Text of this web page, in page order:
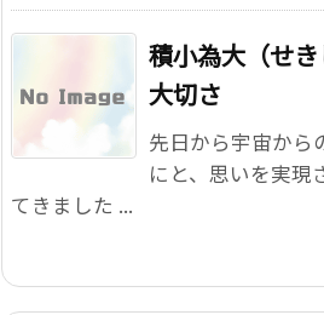
積小為大（せ
大切さ
先日から宇宙から
にと、思いを実現
てきました ...